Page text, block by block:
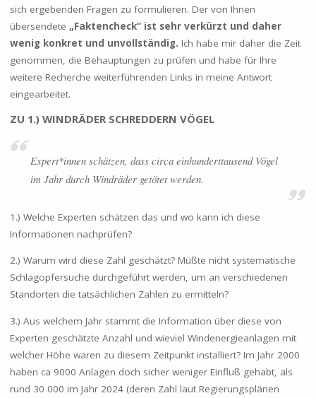
sich ergebenden Fragen zu formulieren. Der von Ihnen
übersendete „Faktencheck“ ist sehr verkürzt und daher
wenig konkret und unvollständig. Ich habe mir daher die Zeit
genommen, die Behauptungen zu prüfen und habe für Ihre
weitere Recherche weiterführenden Links in meine Antwort
eingearbeitet.
ZU 1.) WINDRÄDER SCHREDDERN VÖGEL
Expert*innen schätzen, dass circa einhunderttausend Vögel
im Jahr durch Windräder getötet werden.
1.) Welche Experten schätzen das und wo kann ich diese
Informationen nachprüfen?
2.) Warum wird diese Zahl geschätzt? Müßte nicht systematische
Schlagopfersuche durchgeführt werden, um an verschiedenen
Standorten die tatsächlichen Zahlen zu ermitteln?
3.) Aus welchem Jahr stammt die Information über diese von
Experten geschätzte Anzahl und wieviel Windenergieanlagen mit
welcher Höhe waren zu diesem Zeitpunkt installiert? Im Jahr 2000
haben ca 9000 Anlagen doch sicher weniger Einfluß gehabt, als
rund 30 000 im Jahr 2024 (deren Zahl laut Regierungsplänen